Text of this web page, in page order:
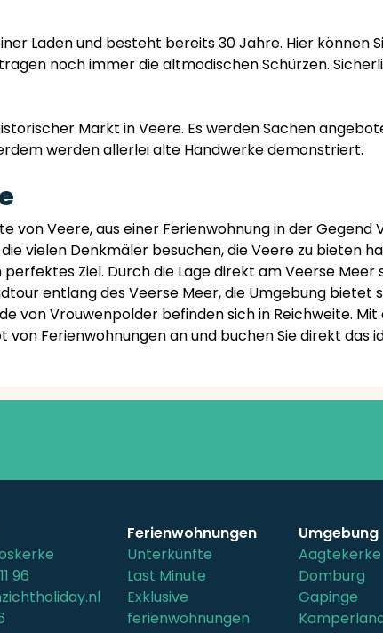
Laden und besteht bereits 30 Jahre. Hier können
noch immer die altmodischen Schürzen.
Markt in Veere. Es werden Sachen
werden allerlei alte Handwerke demonstriert.
von Veere, aus einer Ferienwohnung in der Gegend
vielen Denkmäler besuchen, die Veere zu bieten
Ziel. Durch die Lage direkt am Veerse
entlang des Veerse Meer, die Umgebung bietet
von Vrouwenpolder befinden sich in Reichweite.
von Ferienwohnungen an und buchen Sie direkt das
96
Ferienwohnungen
Unterkünfte
Last Minute
Exklusive
ferienwohnungen
Umgebung
Aagtekerke
Domburg
Gapinge